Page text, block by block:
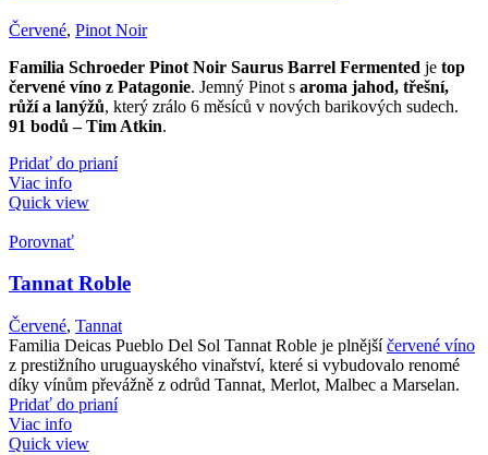
Červené, Pinot Noir
Familia Schroeder Pinot Noir Saurus Barrel Fermented je top
červené víno z Patagonie. Jemný Pinot s aroma jahod, třešní,
růží a lanýžů, který zrálo 6 měsíců v nových barikových sudech.
91 bodů – Tim Atkin.
Pridať do prianí
Viac info
Quick view
Porovnať
Tannat Roble
Červené, Tannat
Familia Deicas Pueblo Del Sol Tannat Roble je plnějšíčervené víno
z prestižního uruguayského vinařství, které si vybudovalo renomé
díky vínům převážně z odrůd Tannat, Merlot, Malbec a Marselan.
Pridať do prianí
Viac info
Quick view